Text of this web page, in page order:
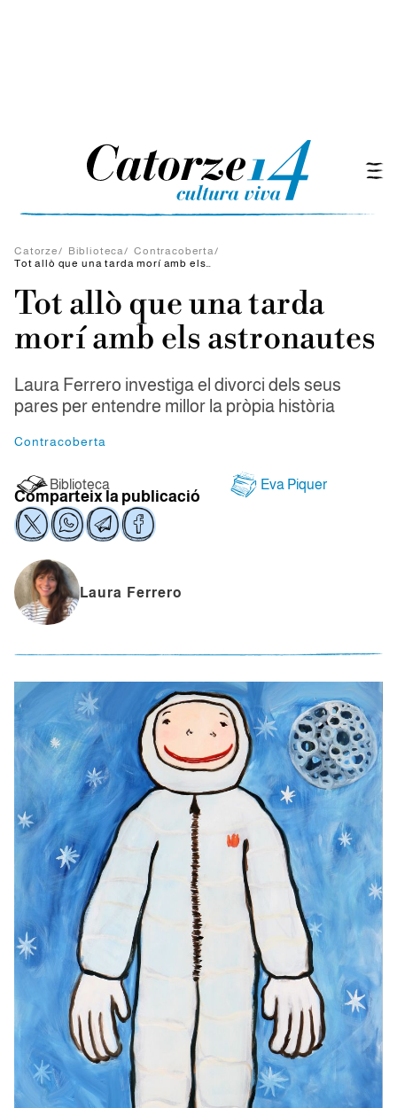
Catorze/ Biblioteca/ Contracoberta/
Tot allò que una tarda morí amb els astronautes
Tot allò que una tarda
morí amb els astronautes
Laura Ferrero investiga el divorci dels seus
pares per entendre millor la pròpia història
Contracoberta
Biblioteca Eva Piquer
Comparteix la publicació
Laura Ferrero